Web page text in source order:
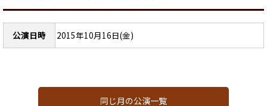
公演日時 2015年10月16日(金)
同じ月の公演一覧